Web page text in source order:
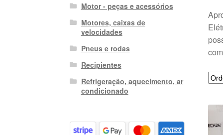
Motor - peças e acessórios
Motores, caixas de
velocidades
Pneus e rodas
Recipientes
Refrigeração, aquecimento, ar
condicionado